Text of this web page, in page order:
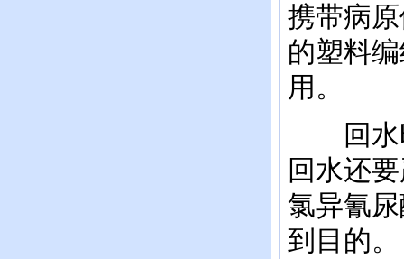
携带病
的塑料
用。
回水时
回水还
氯异氰
到目的